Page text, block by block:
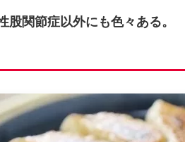
股関節症以外にも色々ある。